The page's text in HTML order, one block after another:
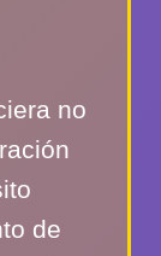
no
de